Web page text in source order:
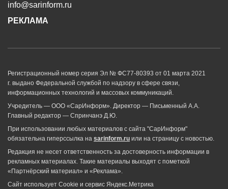
info@sarinform.ru
РЕКЛАМА
Регистрационный номер серия Эл № ФС77-80393 от 01 марта 2021
г. выдано Федеральной службой по надзору в сфере связи,
информационных технологий и массовых коммуникаций.
Учредитель — ООО «СарИнформ». Директор — Письменный А.А.
Главный редактор — Спринчанэ Д.Ю.
При использовании любых материалов с сайта "СарИнформ"
обязательна гиперссылка на sarinform.ru или на страницу с новостью.
Редакция не несет ответственность за достоверность информации в
рекламных материалах. Такие материалы выходят с пометкой
«Партнёрский материал» и «Реклама».
Сайт использует Cookie и сервиc Яндекс.Метрика